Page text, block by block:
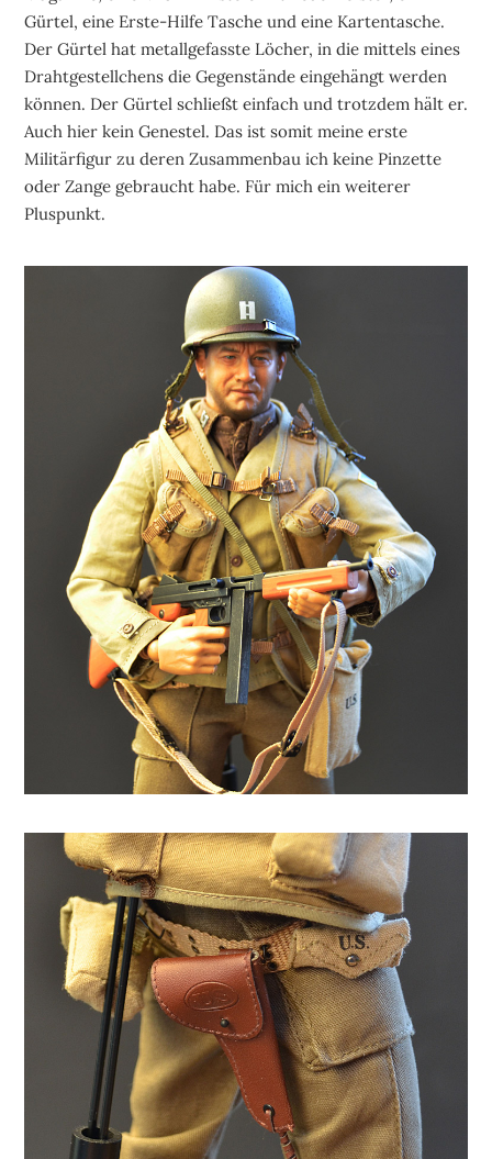
Gürtel, eine Erste-Hilfe Tasche und eine Kartentasche.
Der Gürtel hat metallgefasste Löcher, in die mittels eines
Drahtgestellchens die Gegenstände eingehängt werden
können. Der Gürtel schließt einfach und trotzdem hält er.
Auch hier kein Genestel. Das ist somit meine erste
Militärfigur zu deren Zusammenbau ich keine Pinzette
oder Zange gebraucht habe. Für mich ein weiterer
Pluspunkt.